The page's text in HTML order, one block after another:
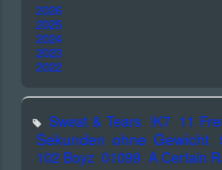
2026
2025
2024
2023
2022
Sweat & Tears !K7 11
Sekunden ohne Gewicht
102 Boyz 01099 A Certain